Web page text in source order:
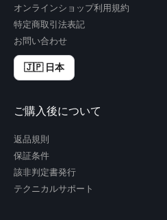
オンラインショップ利用規約
特定商取引法表記
お問い合わせ
🇯🇵 日本
ご購入後について
返品規則
保証条件
該非判定書発行
テクニカルサポート